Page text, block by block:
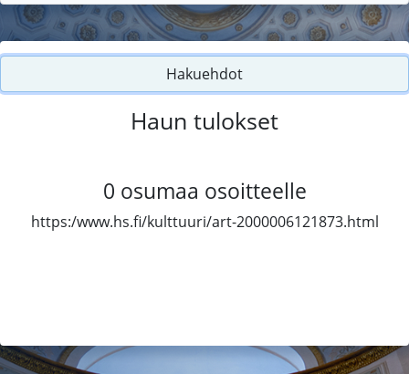
Hakuehdot
Haun tulokset
0 osumaa osoitteelle
https:/www.hs.fi/kulttuuri/art-2000006121873.html